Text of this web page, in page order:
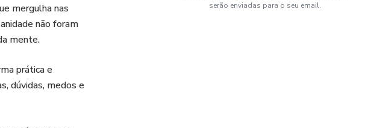
mergulha nas
não foram
mente.
prática e
dúvidas, medos e
serão enviadas para o seu email.